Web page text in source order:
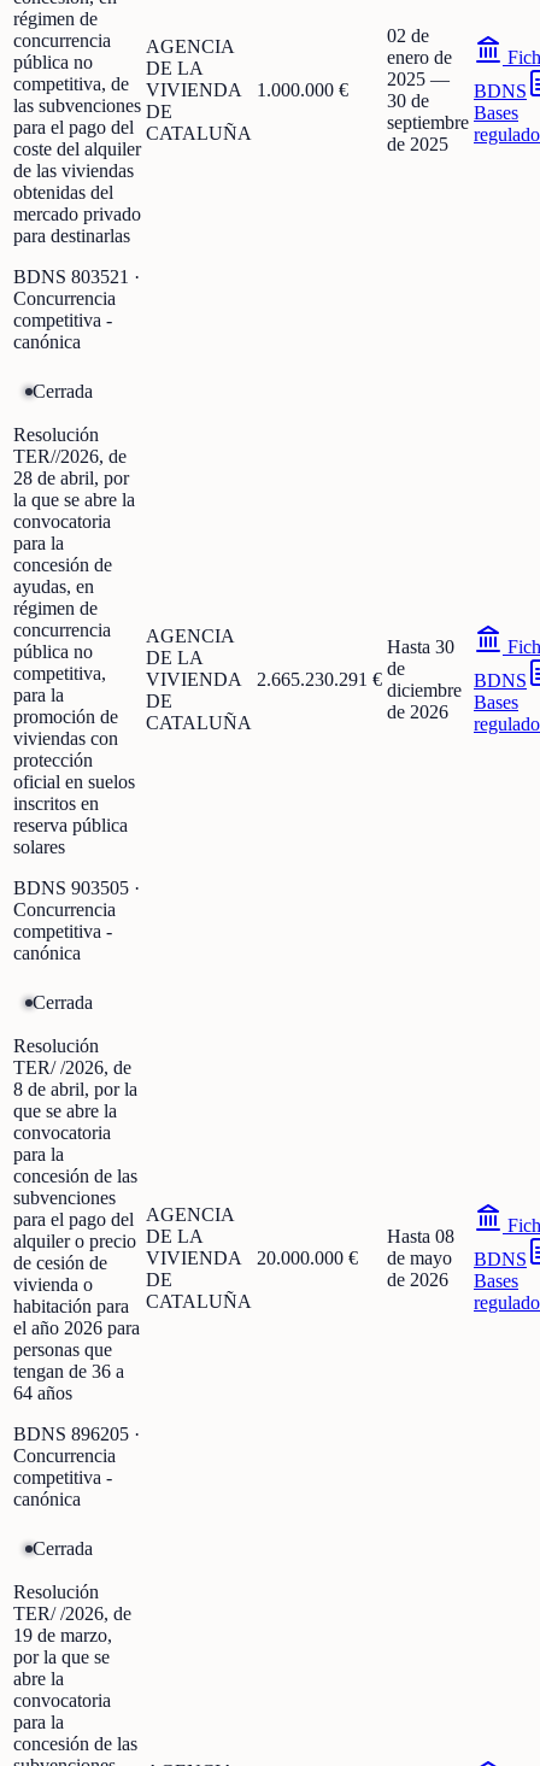
régimen de
concurrencia
pública no
competitiva, de
las subvenciones
para el pago del
coste del alquiler
de las viviendas
obtenidas del
mercado privado
para destinarlas
BDNS 803521 ·
Concurrencia
competitiva -
canónica
AGENCIA
DE LA
VIVIENDA
DE
CATALUÑA
1.000.000 €
02 de
enero de
2025 —
30 de
septiembre
de 2025
BDNS
Bases
Cerrada
Resolución
TER//2026, de
28 de abril, por
la que se abre la
convocatoria
para la
concesión de
ayudas, en
régimen de
concurrencia
pública no
competitiva,
para la
promoción de
viviendas con
protección
oficial en suelos
inscritos en
reserva pública
solares
BDNS 903505 ·
Concurrencia
competitiva -
canónica
AGENCIA
DE LA
VIVIENDA
DE
CATALUÑA
2.665.230.291 €
Hasta 30
de
diciembre
de 2026
BDNS
Bases
Cerrada
Resolución
TER/ /2026, de
8 de abril, por la
que se abre la
convocatoria
para la
concesión de las
subvenciones
para el pago del
alquiler o precio
de cesión de
vivienda o
habitación para
el año 2026 para
personas que
tengan de 36 a
64 años
BDNS 896205 ·
Concurrencia
competitiva -
canónica
AGENCIA
DE LA
VIVIENDA
DE
CATALUÑA
20.000.000 €
Hasta 08
de mayo
de 2026
BDNS
Bases
Cerrada
Resolución
TER/ /2026, de
19 de marzo,
por la que se
abre la
convocatoria
para la
concesión de las